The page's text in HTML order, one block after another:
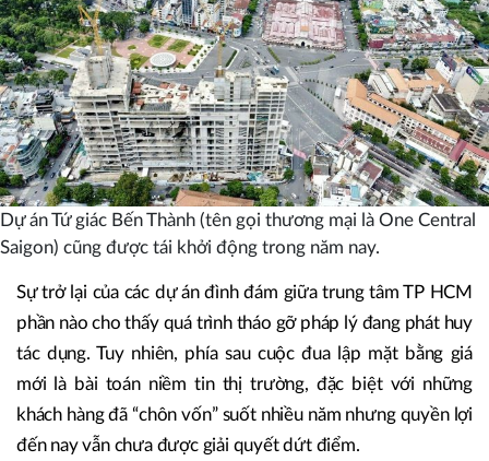
Dự án Tứ giác Bến Thành (tên gọi thương mại là One Central
Saigon) cũng được tái khởi động trong năm nay.
Sự trở lại của các dự án đình đám giữa trung tâm TP HCM
phần nào cho thấy quá trình tháo gỡ pháp lý đang phát huy
tác dụng. Tuy nhiên, phía sau cuộc đua lập mặt bằng giá
mới là bài toán niềm tin thị trường, đặc biệt với những
khách hàng đã “chôn vốn” suốt nhiều năm nhưng quyền lợi
đến nay vẫn chưa được giải quyết dứt điểm.